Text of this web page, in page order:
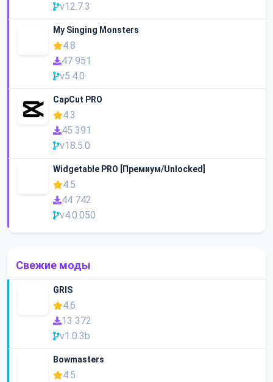
v12.7.3
My Singing Monsters
4.8
47 951
v5.4.0
CapCut PRO
4.3
45 391
v18.5.0
Widgetable PRO [Премиум/Unlocked]
4.5
44 742
v4.0.050
Свежие моды
GRIS
4.6
13 372
v1.0.3b
Bowmasters
4.5